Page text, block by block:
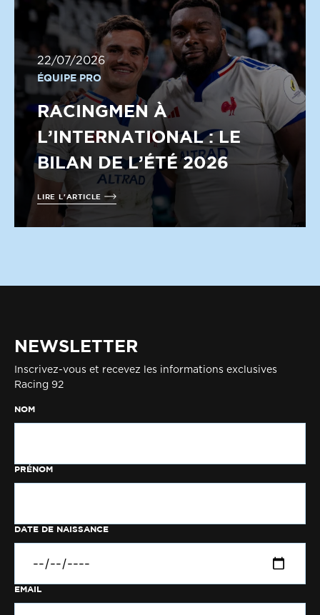
22/07/2026
ÉQUIPE PRO
RACINGMEN À
L’INTERNATIONAL : LE
BILAN DE L’ÉTÉ 2026
LIRE L'ARTICLE
NEWSLETTER
Inscrivez-vous et recevez les informations exclusives
Racing 92
NOM
PRÉNOM
DATE DE NAISSANCE
EMAIL